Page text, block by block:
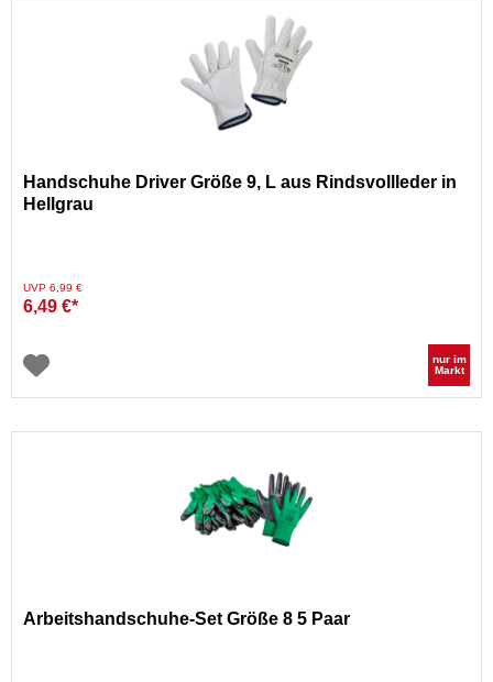
Handschuhe Driver Größe 9, L aus Rindsvollleder in
Hellgrau
Preis reduziert von
UVP 6,99 €auf
6,49 €*
nur im
Markt
Arbeitshandschuhe-Set Größe 8 5 Paar